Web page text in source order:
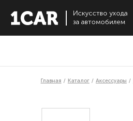
Искусство ухода
за автомобилем
Главная Каталог Аксессуары